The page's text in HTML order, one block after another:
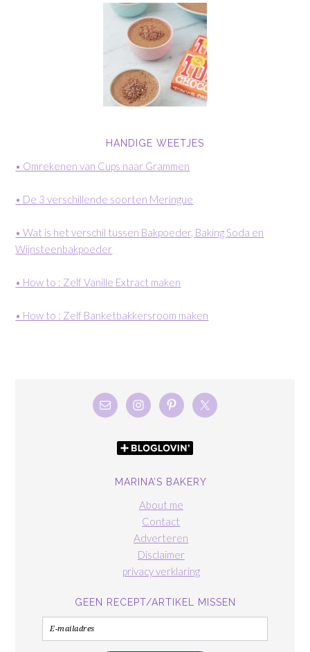
HANDIGE WEETJES
• Omrekenen van Cups naar Grammen
• De 3 verschillende soorten Meringue
• Wat is het verschil tussen Bakpoeder, Baking Soda en
Wijnsteenbakpoeder
• How to : Zelf Vanille Extract maken
• How to : Zelf Banketbakkersroom maken
MARINA’S BAKERY
About me
Contact
Adverteren
Disclaimer
privacy verklaring
GEEN RECEPT/ARTIKEL MISSEN
E-
mailadres